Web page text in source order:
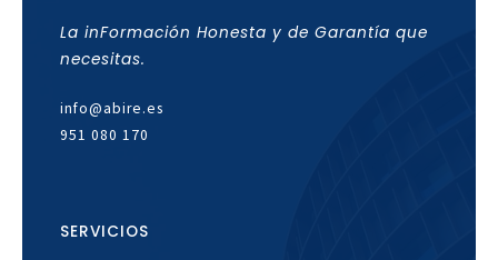
La inFormación Honesta y de Garantía que
necesitas.
info@abire.es
951 080 170
SERVICIOS